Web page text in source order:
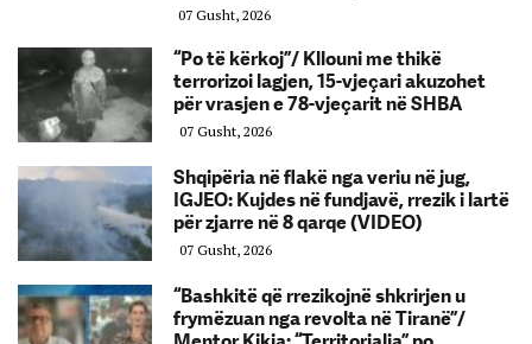
07 Gusht, 2026
“Po të kërkoj”/ Kllouni me thikë
terrorizoi lagjen, 15-vjeçari akuzohet
për vrasjen e 78-vjeçarit në SHBA
07 Gusht, 2026
Shqipëria në flakë nga veriu në jug,
IGJEO: Kujdes në fundjavë, rrezik i lartë
për zjarre në 8 qarqe (VIDEO)
07 Gusht, 2026
“Bashkitë që rrezikojnë shkrirjen u
frymëzuan nga revolta në Tiranë”/